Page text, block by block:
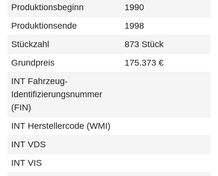
Produktionsbeginn
1990
Produktionsende
1998
Stückzahl
873 Stück
Grundpreis
175.373 €
INT Fahrzeug-
Identifizierungsnummer
(FIN)
INT Herstellercode (WMI)
INT VDS
INT VIS